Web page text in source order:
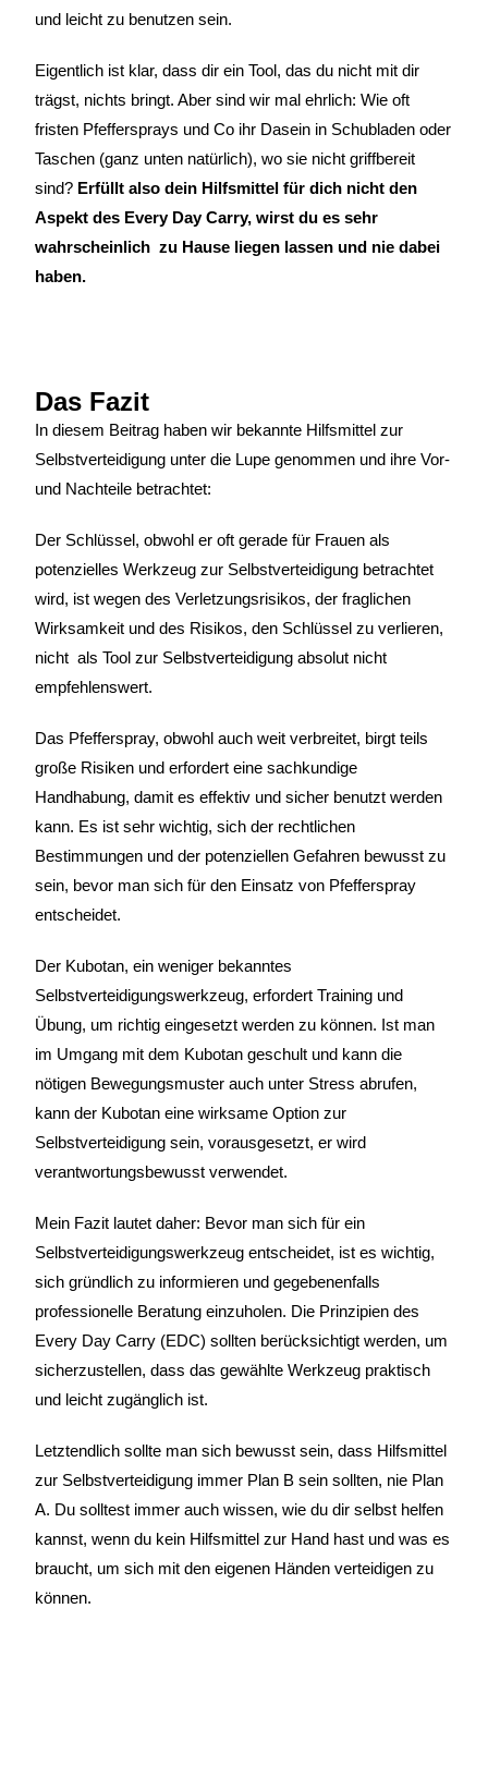
und leicht zu benutzen sein.
Eigentlich ist klar, dass dir ein Tool, das du nicht mit dir
trägst, nichts bringt. Aber sind wir mal ehrlich: Wie oft
fristen Pfeffersprays und Co ihr Dasein in Schubladen oder
Taschen (ganz unten natürlich), wo sie nicht griffbereit
sind? Erfüllt also dein Hilfsmittel für dich nicht den
Aspekt des Every Day Carry, wirst du es sehr
wahrscheinlich zu Hause liegen lassen und nie dabei
haben.
Das Fazit
In diesem Beitrag haben wir bekannte Hilfsmittel zur
Selbstverteidigung unter die Lupe genommen und ihre Vor-
und Nachteile betrachtet:
Der Schlüssel, obwohl er oft gerade für Frauen als
potenzielles Werkzeug zur Selbstverteidigung betrachtet
wird, ist wegen des Verletzungsrisikos, der fraglichen
Wirksamkeit und des Risikos, den Schlüssel zu verlieren,
nicht als Tool zur Selbstverteidigung absolut nicht
empfehlenswert.
Das Pfefferspray, obwohl auch weit verbreitet, birgt teils
große Risiken und erfordert eine sachkundige
Handhabung, damit es effektiv und sicher benutzt werden
kann. Es ist sehr wichtig, sich der rechtlichen
Bestimmungen und der potenziellen Gefahren bewusst zu
sein, bevor man sich für den Einsatz von Pfefferspray
entscheidet.
Der Kubotan, ein weniger bekanntes
Selbstverteidigungswerkzeug, erfordert Training und
Übung, um richtig eingesetzt werden zu können. Ist man
im Umgang mit dem Kubotan geschult und kann die
nötigen Bewegungsmuster auch unter Stress abrufen,
kann der Kubotan eine wirksame Option zur
Selbstverteidigung sein, vorausgesetzt, er wird
verantwortungsbewusst verwendet.
Mein Fazit lautet daher: Bevor man sich für ein
Selbstverteidigungswerkzeug entscheidet, ist es wichtig,
sich gründlich zu informieren und gegebenenfalls
professionelle Beratung einzuholen. Die Prinzipien des
Every Day Carry (EDC) sollten berücksichtigt werden, um
sicherzustellen, dass das gewählte Werkzeug praktisch
und leicht zugänglich ist.
Letztendlich sollte man sich bewusst sein, dass Hilfsmittel
zur Selbstverteidigung immer Plan B sein sollten, nie Plan
A. Du solltest immer auch wissen, wie du dir selbst helfen
kannst, wenn du kein Hilfsmittel zur Hand hast und was es
braucht, um sich mit den eigenen Händen verteidigen zu
können.